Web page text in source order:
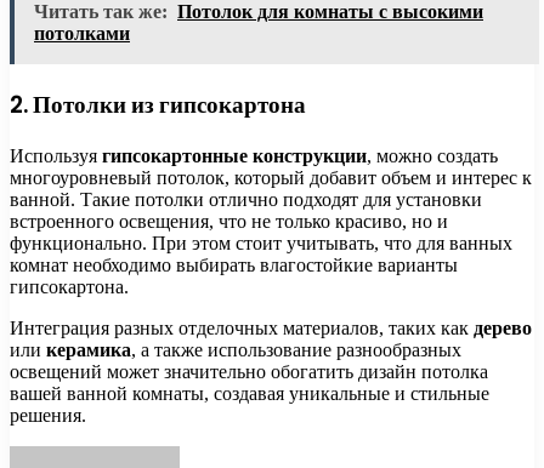
Читать так же: Потолок для комнаты с высокими
потолками
2. Потолки из гипсокартона
Используя гипсокартонные конструкции, можно создать
многоуровневый потолок, который добавит объем и интерес к
ванной. Такие потолки отлично подходят для установки
встроенного освещения, что не только красиво, но и
функционально. При этом стоит учитывать, что для ванных
комнат необходимо выбирать влагостойкие варианты
гипсокартона.
Интеграция разных отделочных материалов, таких как дерево
или керамика, а также использование разнообразных
освещений может значительно обогатить дизайн потолка
вашей ванной комнаты, создавая уникальные и стильные
решения.